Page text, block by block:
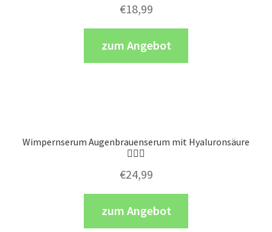
€18,99
zum Angebot
Wimpernserum Augenbrauenserum mit Hyaluronsäure
💁🏼‍♀️
€24,99
zum Angebot